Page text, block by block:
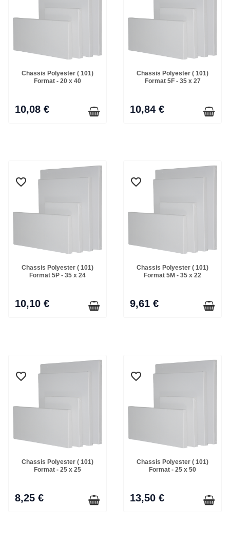
Chassis Polyester ( 101)
Format - 20 x 40
10,08 €
Chassis Polyester ( 101)
Format 5F - 35 x 27
10,84 €
favorite_border
favorite_border
Chassis Polyester ( 101)
Format 5P - 35 x 24
10,10 €
favorite_border
favorite_border
Chassis Polyester ( 101)
Format 5M - 35 x 22
9,61 €
favorite_border
favorite_border
Chassis Polyester ( 101)
Format - 25 x 25
8,25 €
favorite_border
favorite_border
Chassis Polyester ( 101)
Format - 25 x 50
13,50 €